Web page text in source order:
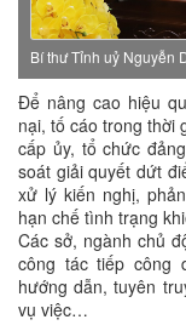
Bí thư Tỉnh uỷ Nguyễn
Để nâng cao hiệu
nại, tố cáo trong thời
cấp ủy, tổ chức
soát giải quyết dứt
xử lý kiến nghị,
hạn chế tình trạng
Các sở, ngành chủ
công tác tiếp công
hướng dẫn, tuyên
vụ việc…